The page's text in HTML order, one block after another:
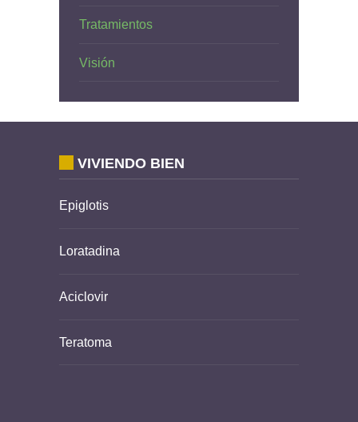
Tratamientos
Visión
VIVIENDO BIEN
Epiglotis
Loratadina
Aciclovir
Teratoma